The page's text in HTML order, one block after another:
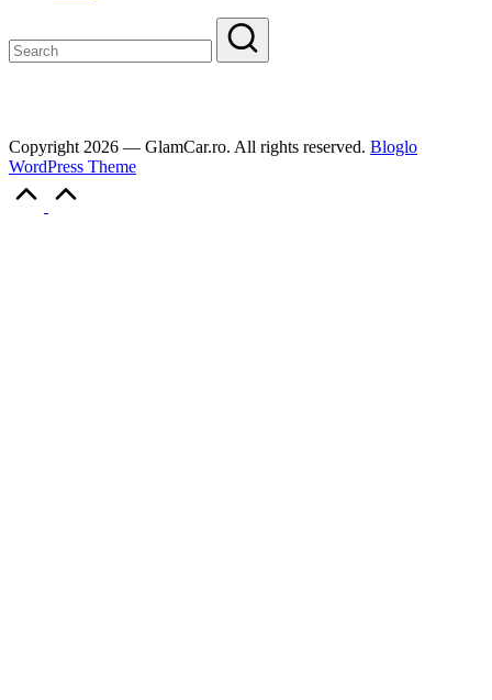
Copyright 2026 — GlamCar.ro. All rights reserved. Bloglo
WordPress Theme